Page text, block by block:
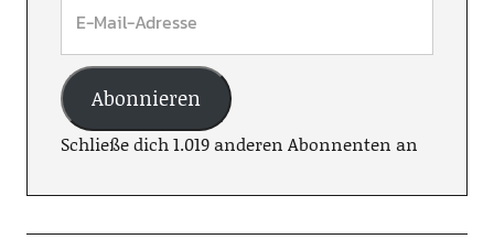
Abonnieren
Schließe dich 1.019 anderen Abonnenten an